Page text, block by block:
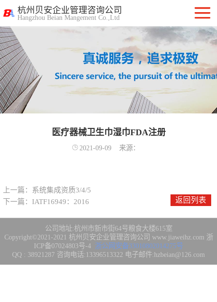
杭州贝安企业管理咨询公司
Hangzhou Beian Mangement Co.,Ltd
医疗器械卫生巾湿巾FDA注册
2021-09-09 来源：
上一篇： 系统集成资质3/4/5
下一篇： IATF16949：2016 返回列表
公司地址:杭州市新市街64号粮食大楼615室
Copyright©2021-2021 杭州贝安企业管理咨询公司 www.jiaweihz.com 浙
ICP备07024803号-4 浙公网安备33010802014275号
QQ : 38921287 咨询电话:13396513322 电子邮件:hzbeian@126.com
ISO9001质量管
理体系认证
ISO14001环境管
理体系认证
OHSAS18001职
业健康安全管理
ISO27001信息安
务标准咨询服务
计算机信息系统
集成3/4/5级
IATF16949管理